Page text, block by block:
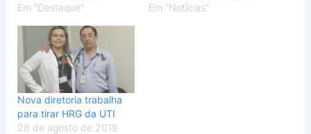
Em "Destaque"
Em "Notícias"
Nova diretoria trabalha
para tirar HRG da UTI
28 de agosto de 2019